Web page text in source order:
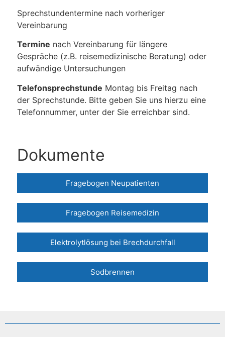
Sprechstundentermine nach vorheriger
Vereinbarung
Termine nach Vereinbarung für längere
Gespräche (z.B. reisemedizinische Beratung) oder
aufwändige Untersuchungen
Telefonsprechstunde Montag bis Freitag nach
der Sprechstunde. Bitte geben Sie uns hierzu eine
Telefonnummer, unter der Sie erreichbar sind.
Dokumente
Fragebogen Neupatienten
Fragebogen Reisemedizin
Elektrolytlösung bei Brechdurchfall
Sodbrennen